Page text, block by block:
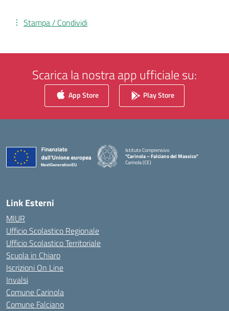
Stampa / Condividi
Scarica la nostra app ufficiale su:
App Store Play Store
Istituto Comprensivo
"Carinola – Falciano del Massico"
Carinola (CE)
Link Esterni
MIUR
Ufficio Scolastico Regionale
Ufficio Scolastico Territoriale
Scuola in Chiaro
Iscrizioni On Line
Invalsi
Comune Carinola
Comune Falciano